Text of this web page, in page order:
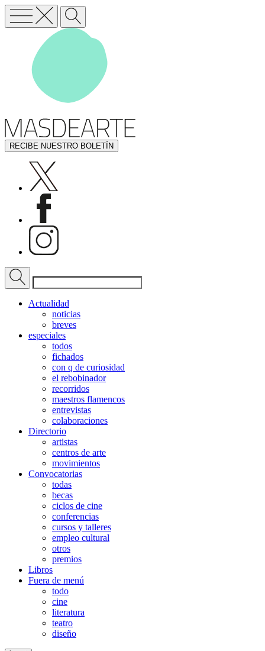
RECIBE NUESTRO BOLETÍN
Actualidad
noticias
breves
especiales
todos
fichados
con q de curiosidad
el rebobinador
recorridos
maestros flamencos
entrevistas
colaboraciones
Directorio
artistas
centros de arte
movimientos
Convocatorias
todas
becas
ciclos de cine
conferencias
cursos y talleres
empleo cultural
otros
premios
Libros
Fuera de menú
todo
cine
literatura
teatro
diseño